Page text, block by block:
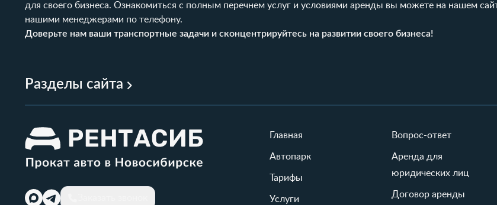
для своего бизнеса. Ознакомиться с полным перечнем услуг и условиями аренды вы можете на нашем
нашими менеджерами по телефону.
Доверьте нам ваши транспортные задачи и сконцентрируйтесь на развитии своего бизнеса!
Разделы сайта
Главная
Автопарк
Тарифы
Услуги
Вопрос-ответ
Аренда для
юридических лиц
Договор аренды